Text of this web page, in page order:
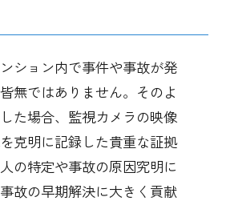
ション内で事件や事故が発
無ではありません。そのよ
た場合、監視カメラの映像
克明に記録した貴重な証拠
の特定や事故の原因究明に
故の早期解決に大きく貢献